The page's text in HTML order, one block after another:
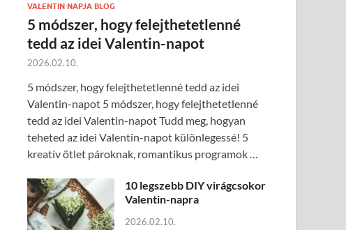
VALENTIN NAPJA BLOG
5 módszer, hogy felejthetetlenné
tedd az idei Valentin-napot
2026.02.10.
5 módszer, hogy felejthetetlenné tedd az idei
Valentin-napot 5 módszer, hogy felejthetetlenné
tedd az idei Valentin-napot Tudd meg, hogyan
teheted az idei Valentin-napot különlegessé! 5
kreatív ötlet pároknak, romantikus programok …
10 legszebb DIY virágcsokor
Valentin-napra
2026.02.10.